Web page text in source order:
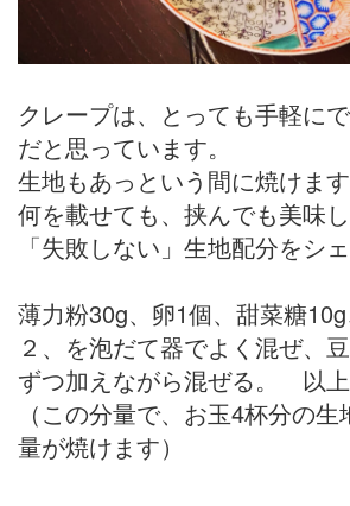
クレープは、とっても手軽に
だと思っています。
生地もあっという間に焼けま
何を載せても、挟んでも美味
「失敗しない」生地配分をシ
薄力粉30g、卵1個、甜菜糖
２、を泡だて器でよく混ぜ、
ずつ加えながら混ぜる。 以
（この分量で、お玉4杯分の
量が焼けます）